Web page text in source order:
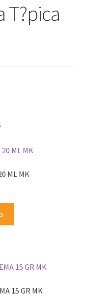
T?pica
ML MK
15 GR MK